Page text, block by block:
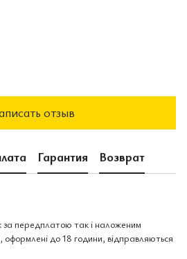
отзыв
Гарантия Возврат
за передплатою так і наложеним
до 18 години, відправляються